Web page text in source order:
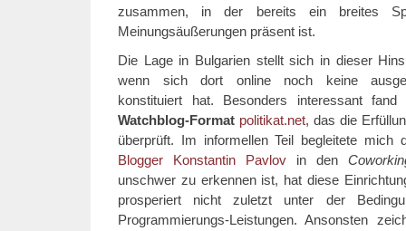
zusammen, in der bereits ein breites
Meinungsäußerungen präsent ist.
Die Lage in Bulgarien stellt sich in dieser
wenn sich dort online noch keine
konstituiert hat. Besonders interessant
Watchblog-Format politikat.net, das die
überprüft. Im informellen Teil begleitete mich
Blogger Konstantin Pavlov in den
unschwer zu erkennen ist, hat diese
prosperiert nicht zuletzt unter der
Programmierungs-Leistungen. Ansonsten